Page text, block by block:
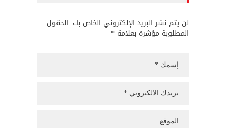
لن يتم نشر البريد الإلكتروني الخاص بك. الحقول
المطلوبة مؤشرة بعلامة *